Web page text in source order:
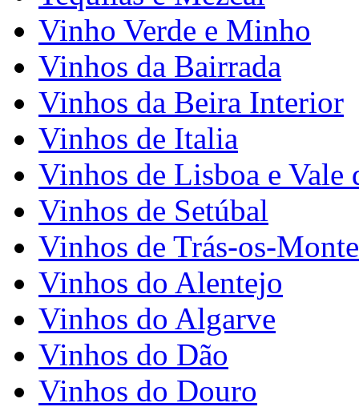
Vinho Verde e Minho
Vinhos da Bairrada
Vinhos da Beira Interior
Vinhos de Italia
Vinhos de Lisboa e Vale
Vinhos de Setúbal
Vinhos de Trás-os-
Vinhos do Alentejo
Vinhos do Algarve
Vinhos do Dão
Vinhos do Douro